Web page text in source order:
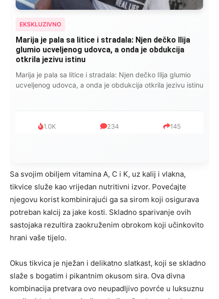
EKSKLUZIVNO
Kad se Marin suprug razbolio ona ga kupala,
pelene mu mijenjala: Jedno jutro je poslao po
čokoladu..
Kad se Marin suprug razbolio ona ga kupala, pelene mu
mijenjala: Jedno jutro je poslao po čokoladu..
999 321 234
Sa svojim obiljem vitamina A, C i K, uz kalij i vlakna,
tikvice služe kao vrijedan nutritivni izvor. Povećajte
njegovu korist kombinirajući ga sa sirom koji osigurava
potreban kalcij za jake kosti. Skladno sparivanje ovih
sastojaka rezultira zaokruženim obrokom koji učinkovito
hrani vaše tijelo.
Okus tikvica je nježan i delikatno slatkast, koji se skladno
slaže s bogatim i pikantnim okusom sira. Ova divna
kombinacija pretvara ovo neupadljivo povrće u luksuznu